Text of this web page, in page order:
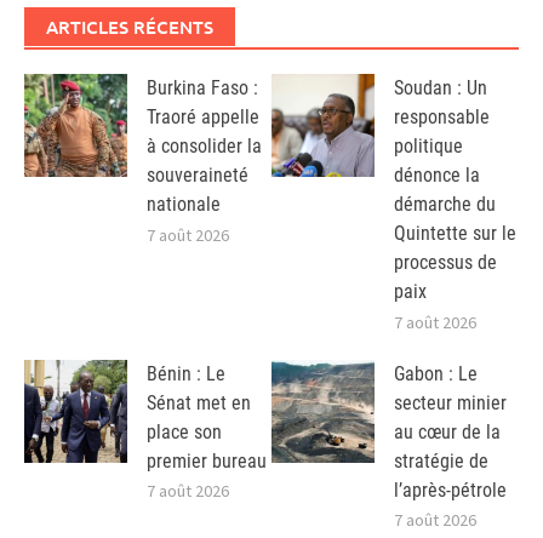
ARTICLES RÉCENTS
Burkina Faso :
Traoré appelle
à consolider la
souveraineté
nationale
7 août 2026
Soudan : Un
responsable
politique
dénonce la
démarche du
Quintette sur le
processus de
paix
7 août 2026
Bénin : Le
Sénat met en
place son
premier bureau
7 août 2026
Gabon : Le
secteur minier
au cœur de la
stratégie de
l’après-pétrole
7 août 2026